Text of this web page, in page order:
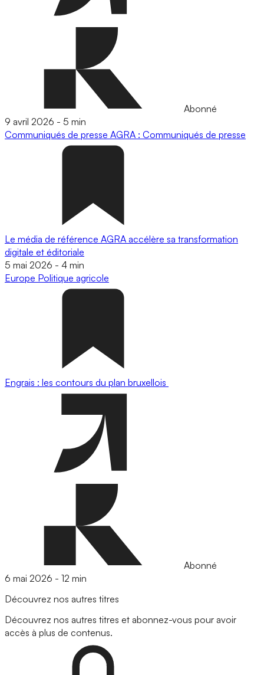
Abonné
9 avril 2026 - 5 min
Communiqués de presse AGRA : Communiqués de presse
Le média de référence AGRA accélère sa transformation
digitale et éditoriale
5 mai 2026 - 4 min
Europe Politique agricole
Engrais : les contours du plan bruxellois
Abonné
6 mai 2026 - 12 min
Découvrez nos autres titres
Découvrez nos autres titres et abonnez-vous pour avoir
accès à plus de contenus.